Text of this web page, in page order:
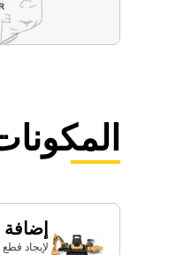
لإيجاد قطع